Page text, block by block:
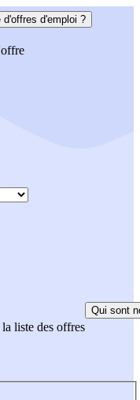
d'offres d'emploi ?
liste des offres
Qui sont